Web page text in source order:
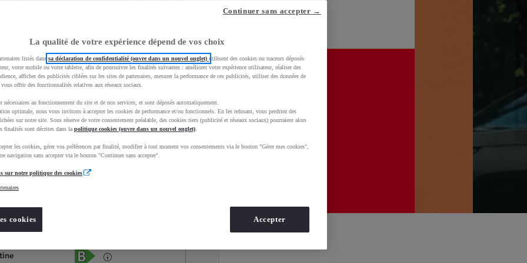
Services Concession
Occasions
La qualité de votre expérience dépend de vos choix
listés dans sa déclaration de confidentialité (ouvre dans un nouvel onglet) utilisent des cookies ou traceurs déposés
votre mobile ou votre tablette, afin de poursuivre les finalités suivantes : améliorer votre expérience utilisateur, réaliser des
afficher des publicités ciblées sur les sites de partenaires, mesurer la performance de ces publicités, utiliser des données de
offrir des fonctionnalités relatives aux réseaux sociaux.
nécessaires au fonctionnement du site et de nos services, et sont déposés automatiquement.
optimale, nous vous invitons à accepter les cookies de performance et/ou fonctionnels. En les refusant, vous perdriez des
sur notre site. Sous réserve de votre consentement préalable, des cookies tiers (publicité et réseaux sociaux) pourraient alors
finalités sont décrites dans la politique cookies (ouvre dans un nouvel onglet)
les cookies, gérer vos préférences par finalité, modifier à tout moment vos consentements via le bouton "Gérer mes cookies",
navigation sans accepter via le bouton "Continuer sans accepter".
sur notre politique des cookies
cookies
Continuer sans accepter →
Accepter